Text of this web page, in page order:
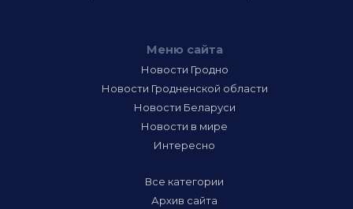
Меню сайта
Новости Гродно
Новости Гродненской области
Новости Беларуси
Новости в мире
Интересно
Все категории
Архив сайта